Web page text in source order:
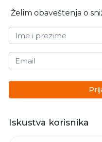
Želim obaveštenja o
Ime i prezime
Email
Iskustva korisnika